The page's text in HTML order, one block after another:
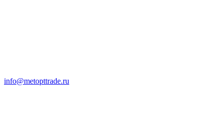
info@metopttrade.ru